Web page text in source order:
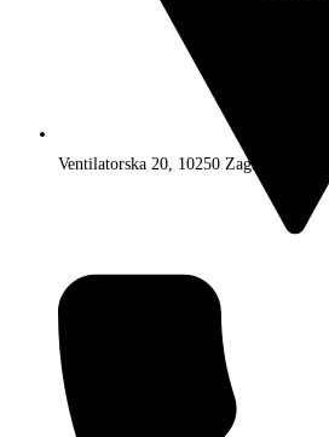
Ventilatorska 20, 10250 Zagreb